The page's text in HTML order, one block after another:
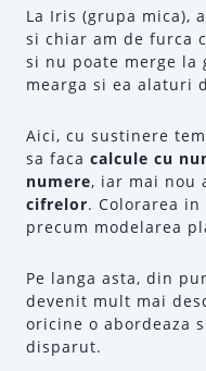
La Iris (grupa mica),
si chiar am de furca
si nu poate merge la
mearga si ea alaturi
Aici, cu sustinere
sa faca calcule cu
numere, iar mai nou
cifrelor. Colorarea
precum modelarea
Pe langa asta, din
devenit mult mai
oricine o abordeaza
disparut.